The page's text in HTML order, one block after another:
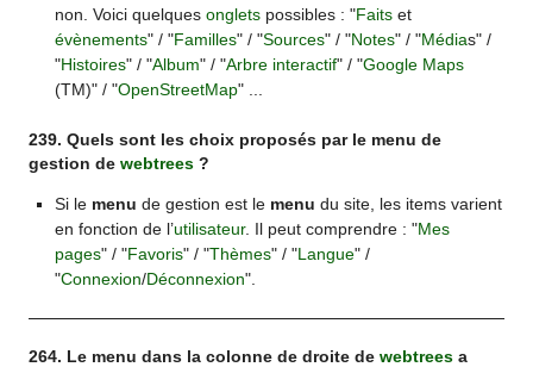
non. Voici quelques ongletspossibles : "Faitset
évènements" / "Familles" / "Sources" / "Notes" / "Médias" /
"Histoires" / "Album" / "Arbre interactif" / "Google Maps
(TM)" / "OpenStreetMap" ...
239. Quels sont les choix proposés par le menu de
gestion dewebtrees ?
Si le menu de gestion est le menu du site, les items varient
en fonction de l’utilisateur. Il peut comprendre : "Mes
pages" / "Favoris" / "Thèmes" / "Langue" /
"Connexion/Déconnexion".
264. Le menu dans la colonne de droite dewebtrees a